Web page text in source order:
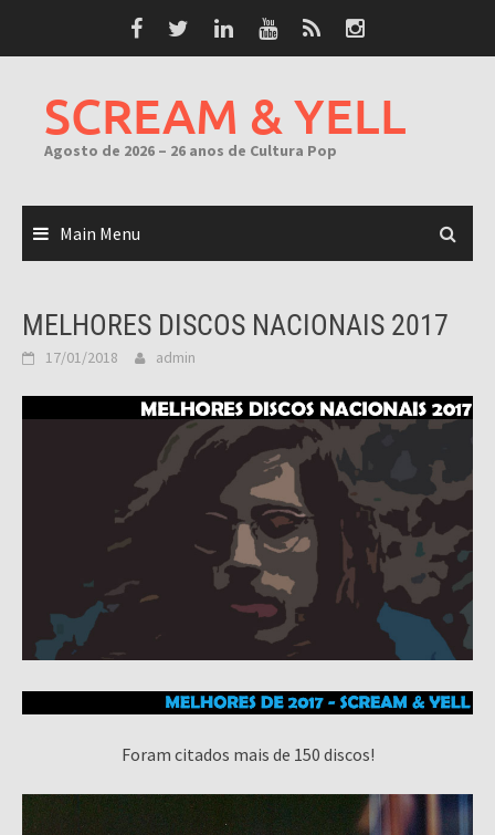
SCREAM & YELL
Agosto de 2026 – 26 anos de Cultura Pop
Main Menu
MELHORES DISCOS NACIONAIS 2017
17/01/2018 admin
Foram citados mais de 150 discos!